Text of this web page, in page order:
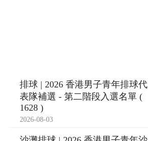
排球 | 2026 香港男子青年排球代
表隊補選 - 第二階段入選名單 (
1628 )
2026-08-03